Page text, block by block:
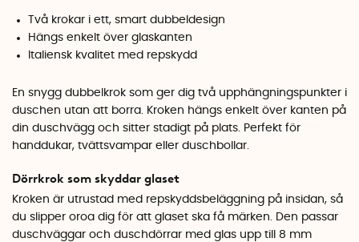
Två krokar i ett, smart dubbeldesign
Hängs enkelt över glaskanten
Italiensk kvalitet med repskydd
En snygg dubbelkrok som ger dig två upphängningspunkter i
duschen utan att borra. Kroken hängs enkelt över kanten på
din duschvägg och sitter stadigt på plats. Perfekt för
handdukar, tvättsvampar eller duschbollar.
Dörrkrok som skyddar glaset
Kroken är utrustad med repskyddsbeläggning på insidan, så
du slipper oroa dig för att glaset ska få märken. Den passar
duschväggar och duschdörrar med glas upp till 8 mm